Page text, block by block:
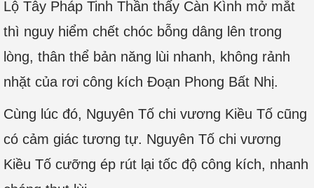
Lộ Tây Pháp Tinh Thần thấy Càn Kình mở mắt
thì nguy hiểm chết chóc bỗng dâng lên trong
lòng, thân thể bản năng lùi nhanh, không rảnh
nhặt của rơi công kích Đoạn Phong Bất Nhị.
Cùng lúc đó, Nguyên Tố chi vương Kiều Tố cũng
có cảm giác tương tự. Nguyên Tố chi vương
Kiều Tố cưỡng ép rút lại tốc độ công kích, nhanh